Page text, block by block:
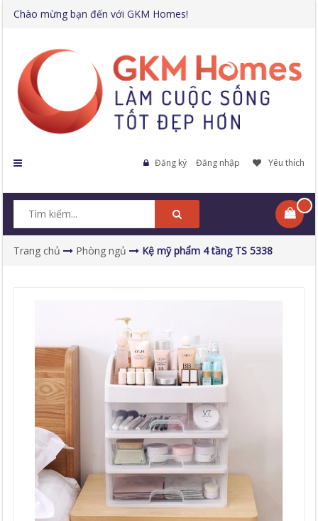
Chào mừng bạn đến với GKM Homes!
Đăng ký Đăng nhập Yêu thích
Trang chủ Phòng ngủ Kệ mỹ phẩm 4 tầng TS 5338